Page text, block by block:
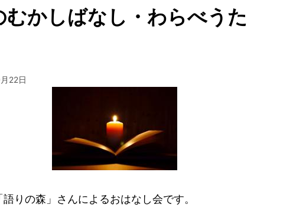
むかしばなし・わらべうた
22日
りの森」さんによるおはなし会です。